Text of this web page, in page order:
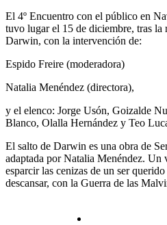
El 4º Encuentro con el público en
tuvo lugar el 15 de diciembre, tras la
Darwin, con la intervención de:
Espido Freire (moderadora)
Natalia Menéndez (directora),
y el elenco: Jorge Usón, Goizalde
Blanco, Olalla Hernández y Teo
El salto de Darwin es una obra de
adaptada por Natalia Menéndez. Un
esparcir las cenizas de un ser
descansar, con la Guerra de las